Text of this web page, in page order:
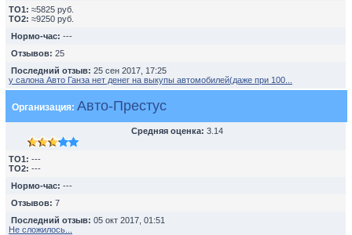
TO1: ≈5825 руб.
TO2: ≈9250 руб.
Нормо-час: ---
Отзывов: 25
Последний отзыв: 25 сен 2017, 17:25
у салона Авто Ганза нет денег на выкупы автомобилей(даже при 100...
Организация: Авто-Престус
Средняя оценка: 3.14
TO1: ---
TO2: ---
Нормо-час: ---
Отзывов: 7
Последний отзыв: 05 окт 2017, 01:51
Не сложилось...